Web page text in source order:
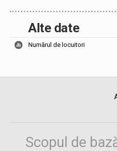
Alte date
Numărul de locuitori
Scopul de